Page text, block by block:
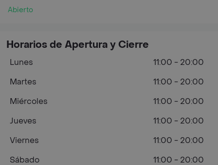
Abierto
Horarios de Apertura y Cierre
Lunes
11:00 - 20:00
Martes
11:00 - 20:00
Miércoles
11:00 - 20:00
Jueves
11:00 - 20:00
Viernes
11:00 - 20:00
Sábado
11:00 - 20:00